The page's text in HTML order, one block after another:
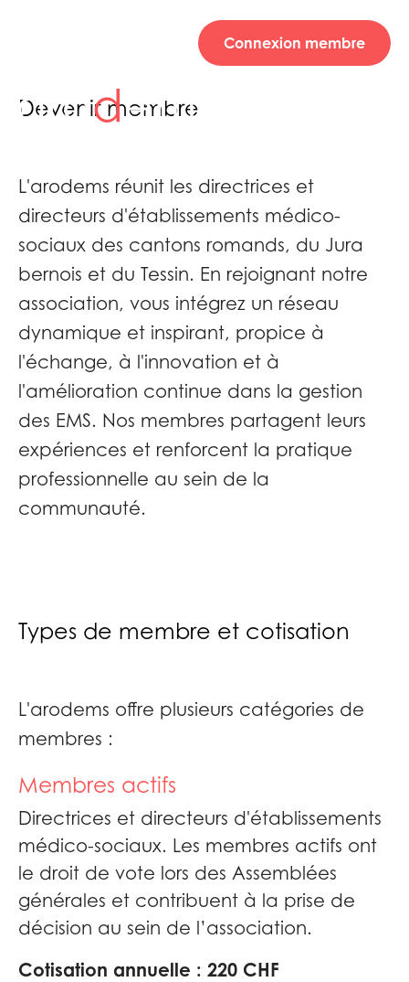
Connexion membre
Devenir membre
L'arodems réunit les directrices et
directeurs d'établissements médico-
sociaux des cantons romands, du Jura
bernois et du Tessin. En rejoignant notre
association, vous intégrez un réseau
dynamique et inspirant, propice à
l'échange, à l'innovation et à
l'amélioration continue dans la gestion
des EMS. Nos membres partagent leurs
expériences et renforcent la pratique
professionnelle au sein de la
communauté.
Types de membre et cotisation
L'arodems offre plusieurs catégories de
membres :
Membres actifs
Directrices et directeurs d'établissements
médico-sociaux. Les membres actifs ont
le droit de vote lors des Assemblées
générales et contribuent à la prise de
décision au sein de l’association.
Cotisation annuelle : 220 CHF